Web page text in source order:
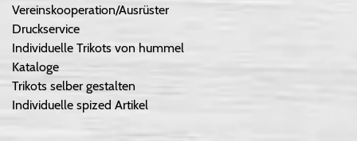
Vereinskooperation/Ausrüster
Druckservice
Individuelle Trikots von hummel
Kataloge
Trikots selber gestalten
Individuelle spized Artikel